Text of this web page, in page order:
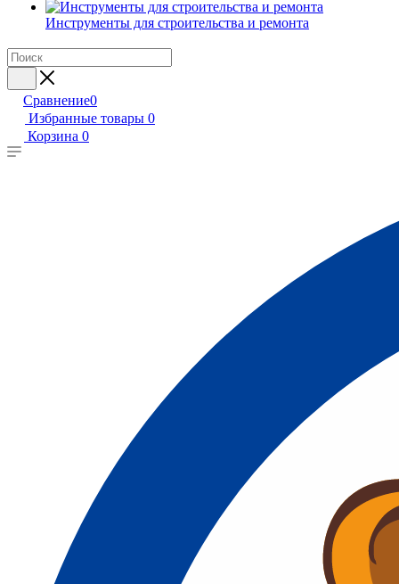
Инструменты для строительства и ремонта
Сравнение0
Избранные товары 0
Корзина 0